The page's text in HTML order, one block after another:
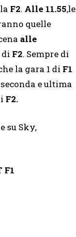
F2. Alle 11.55,le
quelle
alle
di F2. Sempre di
la gara 1 di F1
seconda e ultima
F2.
su Sky,
F1